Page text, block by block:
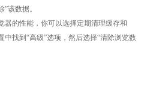
该数据。
器的性能，你可以选择定期清理缓存和
中找到“高级”选项，然后选择“清除浏览数